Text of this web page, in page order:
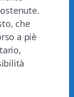
che
a piè